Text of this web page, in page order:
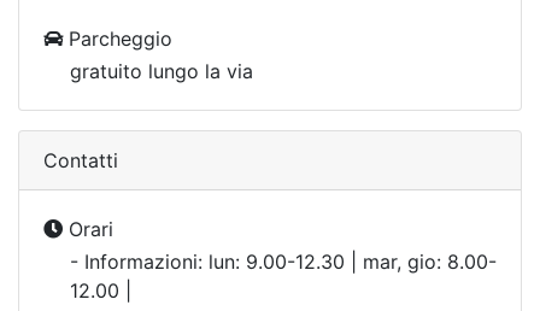
Parcheggio
gratuito lungo la via
Contatti
Orari
- Informazioni: lun: 9.00-12.30 | mar, gio: 8.00-
12.00 |